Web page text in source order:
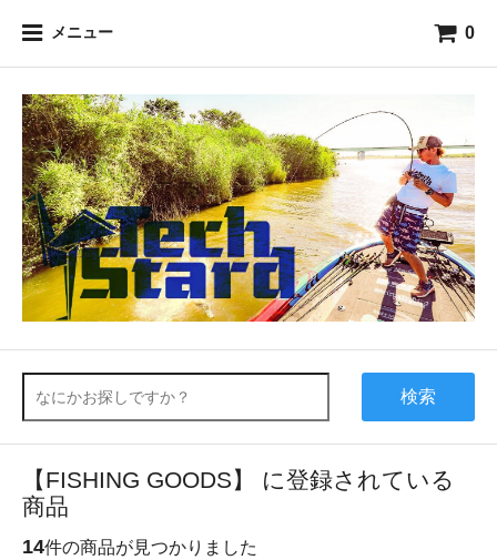
メニュー 0
検索
【FISHING GOODS】 に登録されている
商品
14件の商品が見つかりました